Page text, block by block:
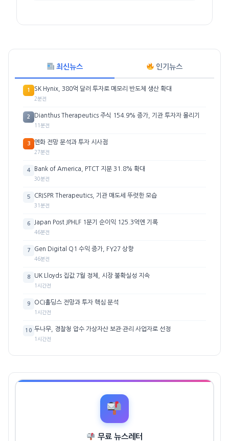
최신뉴스 인기뉴스
1 SK Hynix, 380억 달러 투자로 메모리 반도체 생산 확대
2분전
2 Dianthus Therapeutics 주식 154.9% 증가, 기관 투자자 몰리기
11분전
3 엔화 전망 분석과 투자 시사점
27분전
4 Bank of America, PTCT 지분 31.8% 확대
30분전
5 CRISPR Therapeutics, 기관 매도세 뚜렷한 모습
31분전
6 Japan Post JPHLF 1분기 순이익 125.3억엔 기록
46분전
7 Gen Digital Q1 수익 증가, FY27 상향
46분전
8 UK Lloyds 집값 7월 정체, 시장 불확실성 지속
1시간전
9 OCI홀딩스 전망과 투자 핵심 분석
1시간전
10 두나무, 경찰청 압수 가상자산 보관·관리 사업자로 선정
1시간전
무료 뉴스레터